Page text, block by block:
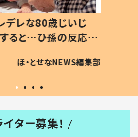
デレな80歳じいじ
すると…ひ孫の反応に
た」「可愛くて仕方な
ほ・とせなNEWS編集部
イター募集！